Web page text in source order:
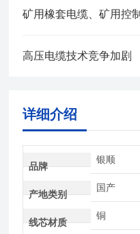
高压电缆技术竞争加剧
详细介绍
品牌
银顺
产地类别
国产
线芯材质
铜